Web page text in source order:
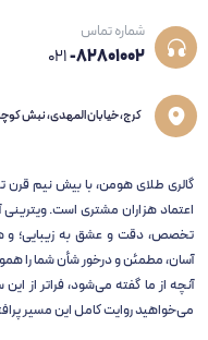
شماره تماس
021-82801002
کرج، خیابان المهدی، نبش
گالری طلای هومن، با بیش نیم قرن
اعتماد هزاران مشتری است.
تخصص، دقت و عشق به زیبایی؛ و
آسان، مطمئن و درخور شأن شما را
آنچه از ما گفته می‌شود، فراتر از
می‌خواهید روایت کامل این مسیر